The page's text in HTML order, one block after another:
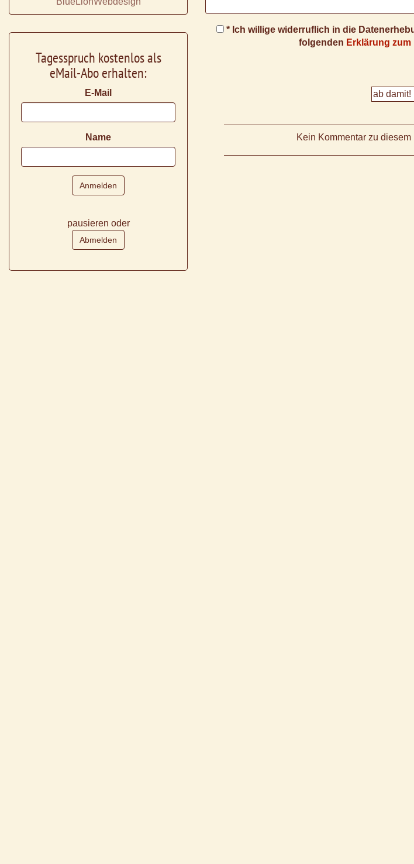
* Ich willige widerruflich in die
folgenden Erklärung
Kein Kommentar zu
Tagesspruch kostenlos als
eMail-Abo erhalten:
E-Mail
Name
pausieren oder